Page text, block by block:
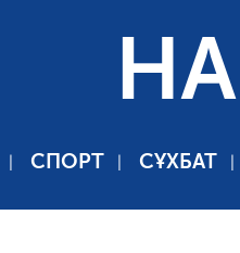
СПОРТ СҰХБАТ